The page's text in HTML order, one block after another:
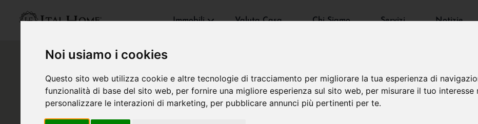
Noi usiamo i cookies
Questo sito web utilizza cookie e altre tecnologie di tracciamento per migliorare la tua esperienza di
funzionalità di base del sito web, per fornire una migliore esperienza sul sito web, per misurare il tuo
personalizzare le interazioni di marketing, per pubblicare annunci più pertinenti per te.
Immobili Valuta Casa Chi Siamo Servizi Notizie